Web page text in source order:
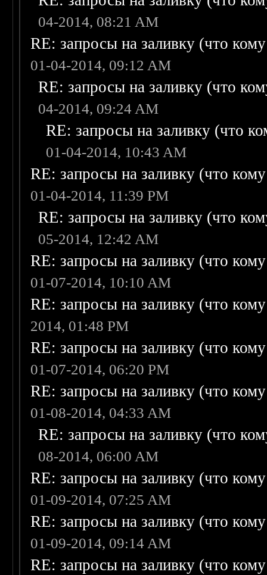
04-2014, 08:21 AM
RE: запросы на заливку (что
01-04-2014, 09:12 AM
RE: запросы на заливку (что
04-2014, 09:24 AM
RE: запросы на заливку (что
01-04-2014, 10:43 AM
RE: запросы на заливку (что
01-04-2014, 11:39 PM
RE: запросы на заливку (что
05-2014, 12:42 AM
RE: запросы на заливку (что
01-07-2014, 10:10 AM
RE: запросы на заливку (что
2014, 01:48 PM
RE: запросы на заливку (что
01-07-2014, 06:20 PM
RE: запросы на заливку (что
01-08-2014, 04:33 AM
RE: запросы на заливку (что
08-2014, 06:00 AM
RE: запросы на заливку (что
01-09-2014, 07:25 AM
RE: запросы на заливку (что
01-09-2014, 09:14 AM
RE: запросы на заливку (что